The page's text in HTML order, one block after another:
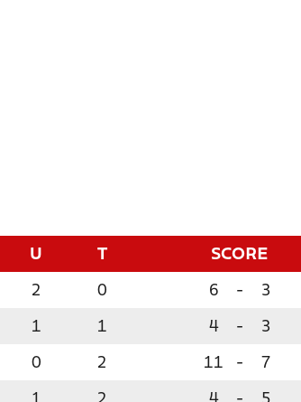
U T SCORE
2 0 6 - 3
1 1 4 - 3
0 2 11 - 7